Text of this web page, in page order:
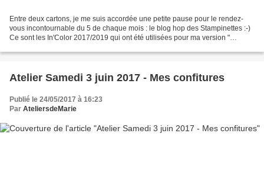
Entre deux cartons, je me suis accordée une petite pause pour le rendez-
vous incontournable du 5 de chaque mois : le blog hop des Stampinettes :-)
Ce sont les In'Color 2017/2019 qui ont été utilisées pour ma version "
Atelier Samedi 3 juin 2017 - Mes confitures
Publié le 24/05/2017 à 16:23
Par AteliersdeMarie